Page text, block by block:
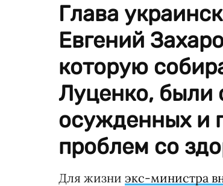
Глава
Евгений
которую
Луценко, были
осужденных и
проблем со
Для жизни экс-министра